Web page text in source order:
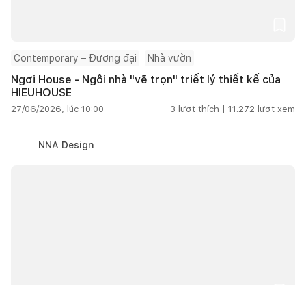
Contemporary – Đương đại Nhà vườn
Ngơi House - Ngôi nhà "vẽ trọn" triết lý thiết kế của
HIEUHOUSE
27/06/2026, lúc 10:00 3 lượt thích | 11.272 lượt xem
NNA Design